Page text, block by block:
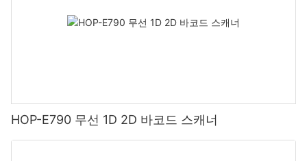
HOP-E790 무선 1D 2D 바코드 스캐너